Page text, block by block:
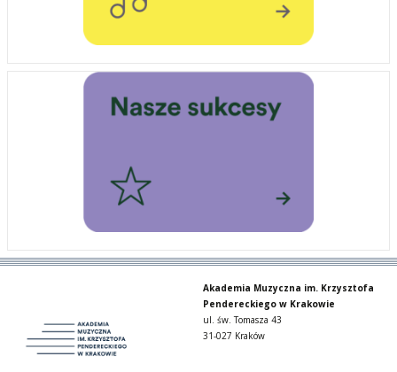
Akademia Muzyczna im. Krzysztofa
Pendereckiego w Krakowie
ul. św. Tomasza 43
31-027 Kraków